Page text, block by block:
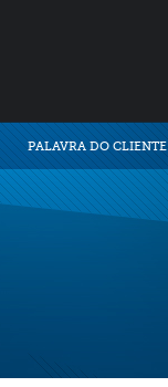
PALAVRA DO CLIENTE